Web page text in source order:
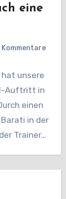
eine
Kommentare
hat unsere
Auftritt in
einen
in der
Trainer…